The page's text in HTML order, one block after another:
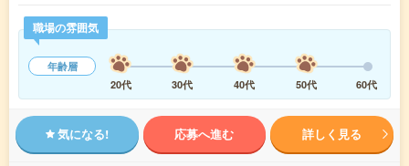
職場の雰囲気
年齢層
20代
30代 40代 50代 60代
気になる! 応募へ進む 詳しく見る